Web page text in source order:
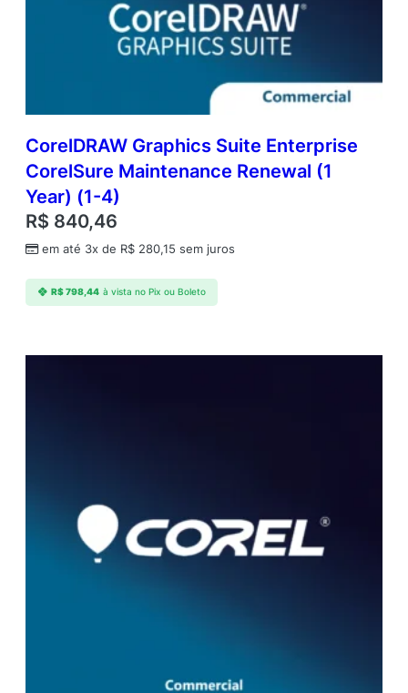
CorelDRAW Graphics Suite Enterprise
CorelSure Maintenance Renewal (1
Year) (1-4)
R$ 840,46
em até 3x de R$ 280,15 sem juros
R$798,44 à vista no Pix ou Boleto